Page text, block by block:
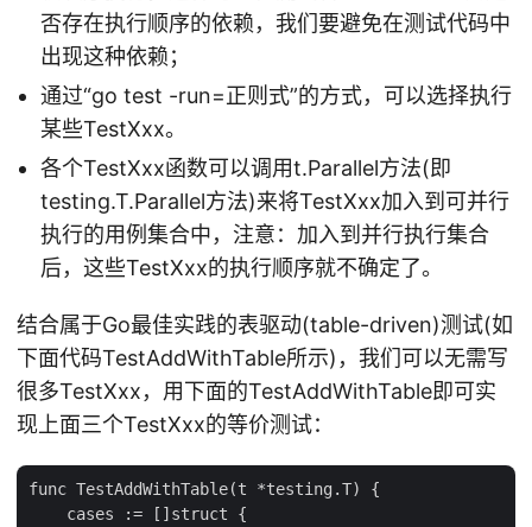
否存在执行顺序的依赖，我们要避免在测试代码中
出现这种依赖；
通过“go test -run=正则式”的方式，可以选择执行
某些TestXxx。
各个TestXxx函数可以调用t.Parallel方法(即
testing.T.Parallel方法)来将TestXxx加入到可并行
执行的用例集合中，注意：加入到并行执行集合
后，这些TestXxx的执行顺序就不确定了。
结合属于Go最佳实践的表驱动(table-driven)测试(如
下面代码TestAddWithTable所示)，我们可以无需写
很多TestXxx，用下面的TestAddWithTable即可实
现上面三个TestXxx的等价测试：
func TestAddWithTable(t *testing.T) {
    cases := []struct {